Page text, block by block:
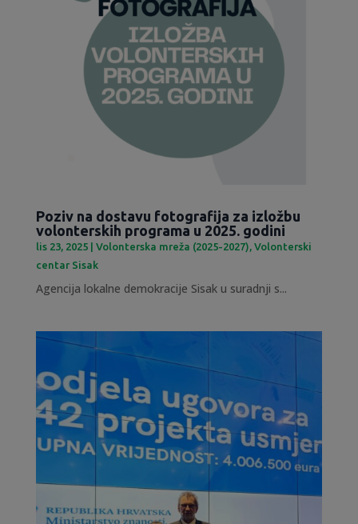
Poziv na dostavu fotografija za izložbu
volonterskih programa u 2025. godini
lis 23, 2025| Volonterska mreža (2025-2027) Volonterski
centar Sisak
Agencija lokalne demokracije Sisak u suradnji s...